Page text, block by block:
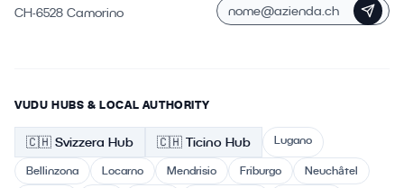
CH-6528 Camorino
VUDU HUBS & LOCAL AUTHORITY
🇨🇭 Svizzera Hub 🇨🇭 Ticino Hub Lugano
Bellinzona Locarno Mendrisio Friburgo
Neuchâtel